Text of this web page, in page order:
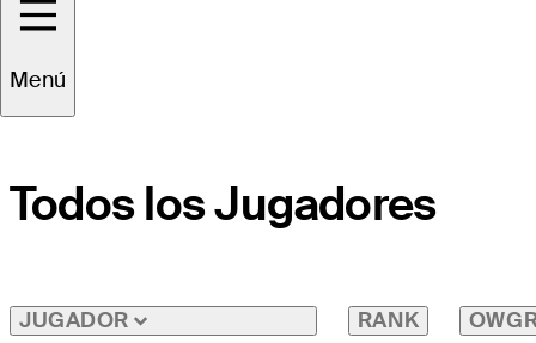
Menú
Todos los Jugadores
JUGADOR RANK